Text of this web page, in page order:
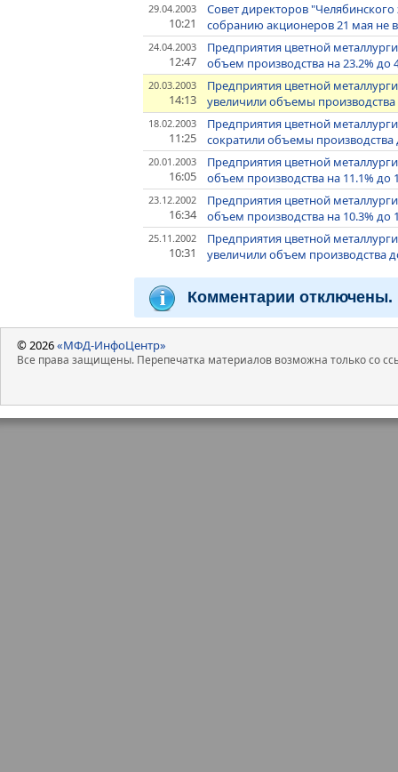
29.04.2003
10:21
Совет директоров
собранию акционеров 21 мая не
24.04.2003
12:47
Предприятия цветной
объем производства на 23.2% до
20.03.2003
14:13
Предприятия цветной
увеличили объемы
18.02.2003
11:25
Предприятия цветной
сократили объемы производства
20.01.2003
16:05
Предприятия цветной
объем производства на 11.1% до
23.12.2002
16:34
Предприятия цветной
объем производства на 10.3% до
25.11.2002
10:31
Предприятия цветной
увеличили объем производства
Комментарии отключены.
© 2026«МФД-ИнфоЦентр»
Все права защищены. Перепечатка материалов возможна только со